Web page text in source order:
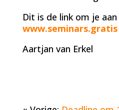
Dit is de link om je
www.seminars.gratis
Aartjan van Erkel